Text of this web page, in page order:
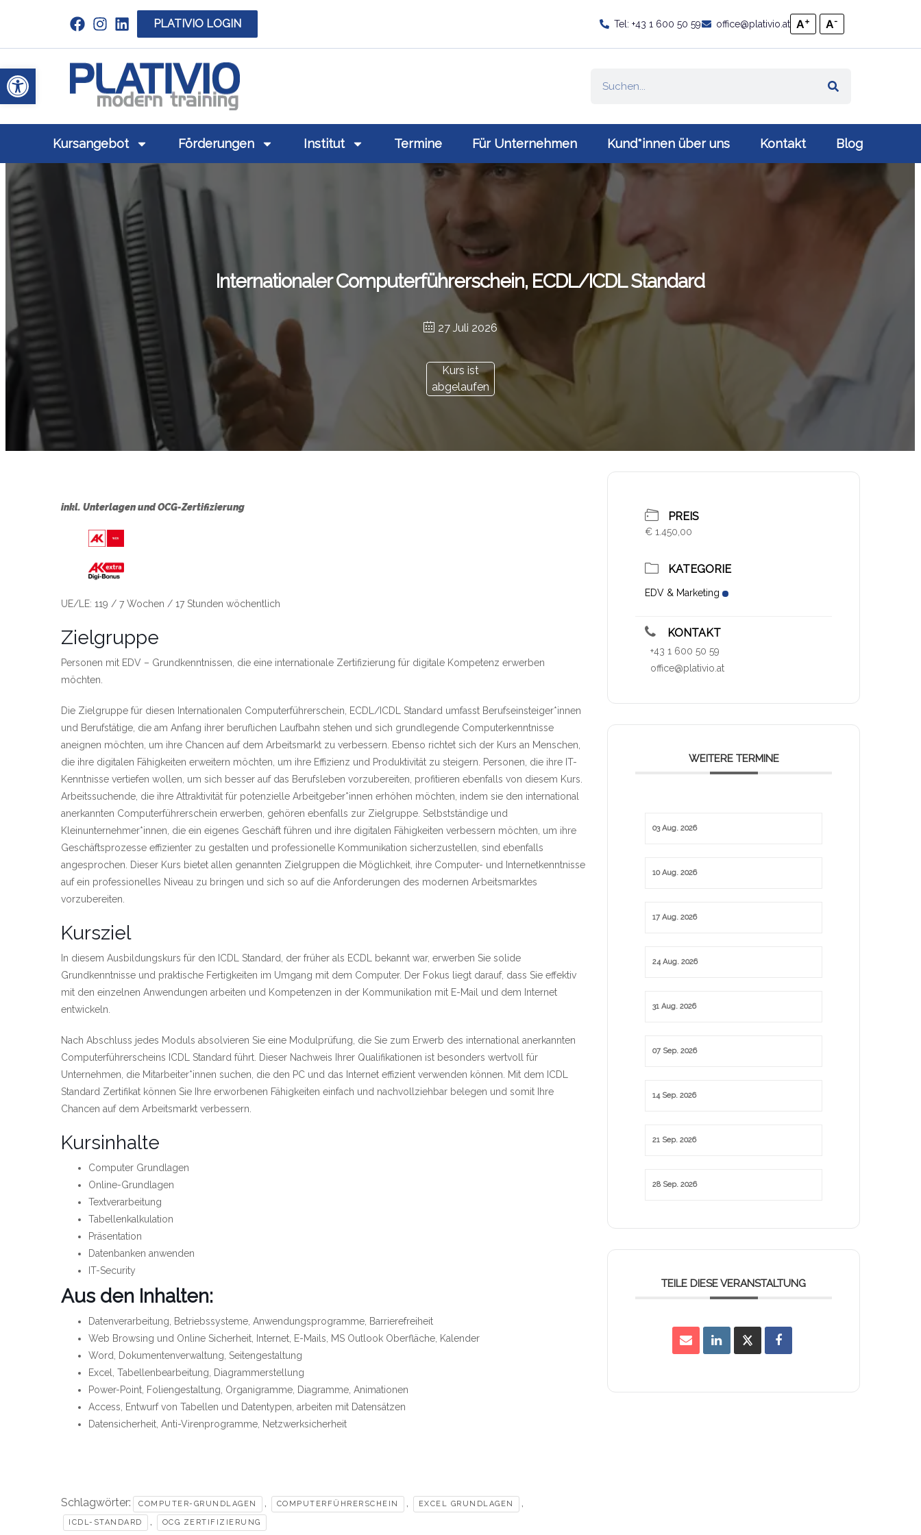
Werkzeugleiste öffnen
Link zu https://www.linkedin.com/company/plativio-modern-training-gmbh/
PLATIVIO LOGIN Tel: +43 1 600 50 59 office@plativio.at A+ A-
Link zu https://www.plativio.at
Kursangebot Förderungen Institut Termine Für Unternehmen Kund*innen über uns Kontakt Blog
Internationaler Computerführerschein, ECDL/ICDL Standard
27 Juli 2026
Kurs ist
abgelaufen
inkl. Unterlagen und OCG-Zertifizierung
UE/LE: 119 / 7 Wochen / 17 Stunden wöchentlich
Zielgruppe
Personen mit EDV – Grundkenntnissen, die eine internationale Zertifizierung für digitale Kompetenz erwerben
möchten.
Die Zielgruppe für diesen Internationalen Computerführerschein, ECDL/ICDL Standard umfasst Berufseinsteiger*innen
und Berufstätige, die am Anfang ihrer beruflichen Laufbahn stehen und sich grundlegende Computerkenntnisse
aneignen möchten, um ihre Chancen auf dem Arbeitsmarkt zu verbessern. Ebenso richtet sich der Kurs an Menschen,
die ihre digitalen Fähigkeiten erweitern möchten, um ihre Effizienz und Produktivität zu steigern. Personen, die ihre IT-
Kenntnisse vertiefen wollen, um sich besser auf das Berufsleben vorzubereiten, profitieren ebenfalls von diesem Kurs.
Arbeitssuchende, die ihre Attraktivität für potenzielle Arbeitgeber*innen erhöhen möchten, indem sie den international
anerkannten Computerführerschein erwerben, gehören ebenfalls zur Zielgruppe. Selbstständige und
Kleinunternehmer*innen, die ein eigenes Geschäft führen und ihre digitalen Fähigkeiten verbessern möchten, um ihre
Geschäftsprozesse effizienter zu gestalten und professionelle Kommunikation sicherzustellen, sind ebenfalls
angesprochen. Dieser Kurs bietet allen genannten Zielgruppen die Möglichkeit, ihre Computer- und Internetkenntnisse
auf ein professionelles Niveau zu bringen und sich so auf die Anforderungen des modernen Arbeitsmarktes
vorzubereiten.
Kursziel
In diesem Ausbildungskurs für den ICDL Standard, der früher als ECDL bekannt war, erwerben Sie solide
Grundkenntnisse und praktische Fertigkeiten im Umgang mit dem Computer. Der Fokus liegt darauf, dass Sie effektiv
mit den einzelnen Anwendungen arbeiten und Kompetenzen in der Kommunikation mit E-Mail und dem Internet
entwickeln.
Nach Abschluss jedes Moduls absolvieren Sie eine Modulprüfung, die Sie zum Erwerb des international anerkannten
Computerführerscheins ICDL Standard führt. Dieser Nachweis Ihrer Qualifikationen ist besonders wertvoll für
Unternehmen, die Mitarbeiter*innen suchen, die den PC und das Internet effizient verwenden können. Mit dem ICDL
Standard Zertifikat können Sie Ihre erworbenen Fähigkeiten einfach und nachvollziehbar belegen und somit Ihre
Chancen auf dem Arbeitsmarkt verbessern.
Kursinhalte
Computer Grundlagen
Online-Grundlagen
Textverarbeitung
Tabellenkalkulation
Präsentation
Datenbanken anwenden
IT-Security
Aus den Inhalten:
Datenverarbeitung, Betriebssysteme, Anwendungsprogramme, Barrierefreiheit
Web Browsing und Online Sicherheit, Internet, E-Mails, MS Outlook Oberfläche, Kalender
Word, Dokumentenverwaltung, Seitengestaltung
Excel, Tabellenbearbeitung, Diagrammerstellung
Power-Point, Foliengestaltung, Organigramme, Diagramme, Animationen
Access, Entwurf von Tabellen und Datentypen, arbeiten mit Datensätzen
Datensicherheit, Anti-Virenprogramme, Netzwerksicherheit
Schlagwörter: COMPUTER-GRUNDLAGEN , COMPUTERFÜHRERSCHEIN , EXCEL GRUNDLAGEN ,
ICDL-STANDARD , OCG ZERTIFIZIERUNG
PREIS
€ 1.450,00
KATEGORIE
EDV & Marketing
KONTAKT
+43 1 600 50 59
office@plativio.at
WEITERE TERMINE
03 Aug. 2026
10 Aug. 2026
17 Aug. 2026
24 Aug. 2026
31 Aug. 2026
07 Sep. 2026
14 Sep. 2026
21 Sep. 2026
28 Sep. 2026
TEILE DIESE VERANSTALTUNG